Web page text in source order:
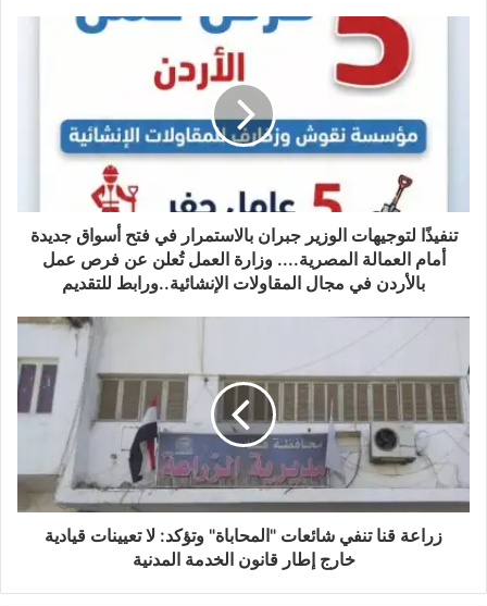
تنفيذًا لتوجيهات الوزير جبران بالاستمرار في فتح أسواق جديدة
أمام العمالة المصرية.... وزارة العمل تُعلن عن فرص عمل
بالأردن في مجال المقاولات الإنشائية..ورابط للتقديم
زراعة قنا تنفي شائعات "المحاباة" وتؤكد: لا تعيينات قيادية
خارج إطار قانون الخدمة المدنية